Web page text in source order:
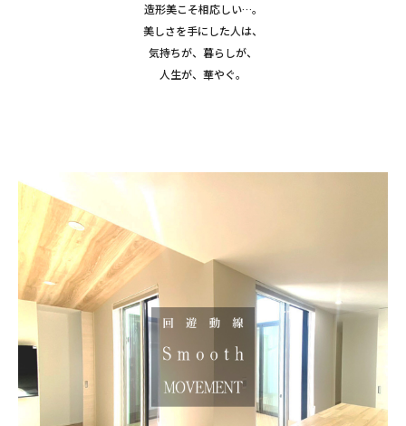
造形美こそ相応しい…。
美しさを手にした人は、
気持ちが、暮らしが、
人生が、華やぐ。